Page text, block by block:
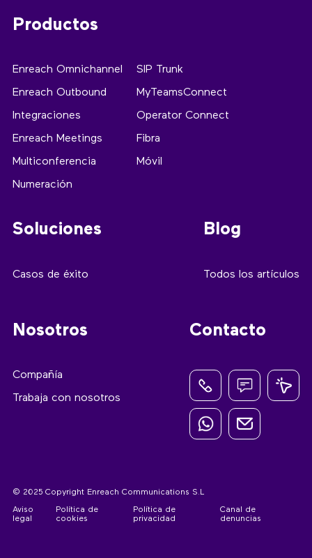
Productos
Enreach Omnichannel
Enreach Outbound
Integraciones
Enreach Meetings
Multiconferencia
Numeración
SIP Trunk
MyTeamsConnect
Operator Connect
Fibra
Móvil
Soluciones
Casos de éxito
Blog
Todos los artículos
Nosotros
Compañía
Trabaja con nosotros
Contacto
© 2025 Copyright Enreach Communications S.L
Aviso
legal
Política de
cookies
Política de
privacidad
Canal de
denuncias